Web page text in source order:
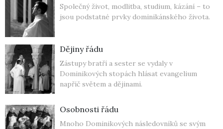
Společný život, modlitba, studium, kázání – to
jsou podstatné prvky dominikánského života.
Dějiny řádu
Zástupy bratří a sester se vydaly v
Dominikových stopách hlásat evangelium
napříč světem a dějinami.
Osobnosti řádu
Mnoho Dominikových následovníků se svým